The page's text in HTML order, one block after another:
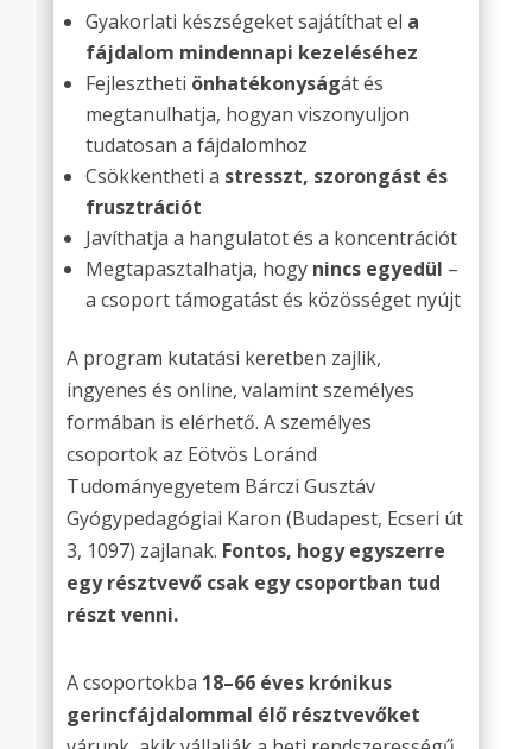
Gyakorlati készségeket sajátíthat el a
fájdalom mindennapi kezeléséhez
Fejlesztheti önhatékonyságát és
megtanulhatja, hogyan viszonyuljon
tudatosan a fájdalomhoz
Csökkentheti a stresszt, szorongást és
frusztrációt
Javíthatja a hangulatot és a koncentrációt
Megtapasztalhatja, hogy nincs egyedül –
a csoport támogatást és közösséget nyújt
A program kutatási keretben zajlik,
ingyenes és online, valamint személyes
formában is elérhető. A személyes
csoportok az Eötvös Loránd
Tudományegyetem Bárczi Gusztáv
Gyógypedagógiai Karon (Budapest, Ecseri út
3, 1097) zajlanak. Fontos, hogy egyszerre
egy résztvevő csak egy csoportban tud
részt venni.
A csoportokba 18–66 éves krónikus
gerincfájdalommal élő résztvevőket